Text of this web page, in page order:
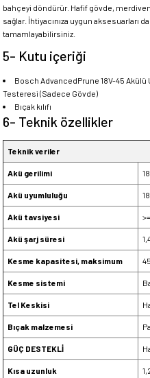
bahçeyi döndürür. Hafif gövde,
sağlar. İhtiyacınıza uygun aksesuarları
tamamlayabilirsiniz.
5- Kutu içeriği
Bosch AdvancedPrune 18V-45 Akülü
Testeresi (Sadece Gövde)
Bıçak kılıfı
6- Teknik özellikler
Teknik veriler
Akü gerilimi
Akü uyumluluğu
Akü tavsiyesi
Akü şarj süresi
Kesme kapasitesi, maksimum
Kesme sistemi
Tel Keskisi
Bıçak malzemesi
GÜÇ DESTEKLİ
Kısa uzunluk